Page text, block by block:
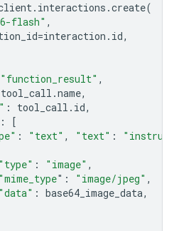
. interactions .create(
flash" ,
=interaction . id,
"function_result" ,
tool_call .name,
: tool_call . id,
:
[
: "text" , "text" :
"type" : "image" ,
"mime_type" : "image/jpeg" ,
"data" : base64_image_data,